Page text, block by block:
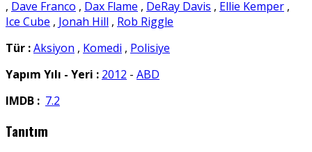
, Dave Franco , Dax Flame , DeRay Davis , Ellie Kemper ,
Ice Cube , Jonah Hill , Rob Riggle
Tür :Aksiyon , Komedi , Polisiye
Yapım Yılı - Yeri : 2012 - ABD
IMDB : 7.2
Tanıtım